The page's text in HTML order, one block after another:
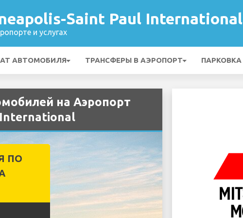
Saint Paul International
и услугах
АВТОМОБИЛЯ ТРАНСФЕРЫ В АЭРОПОРТ ПАРКОВКА
на Аэропорт
ПО